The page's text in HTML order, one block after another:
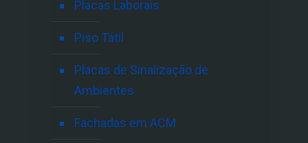
Placas Laborais
Piso Tátil
Placas de Sinalização de
Ambientes
Fachadas em ACM